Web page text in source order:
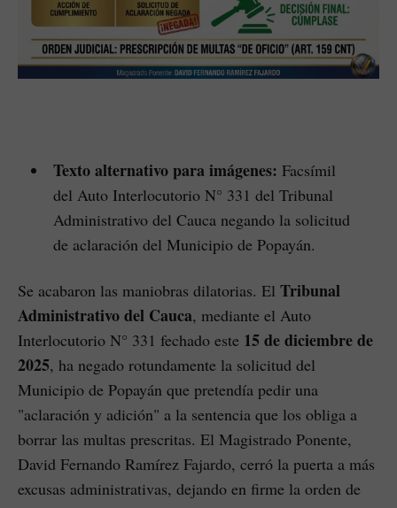
Texto alternativo para imágenes: Facsímil
del Auto Interlocutorio N° 331 del Tribunal
Administrativo del Cauca negando la solicitud
de aclaración del Municipio de Popayán.
Se acabaron las maniobras dilatorias. El Tribunal
Administrativo del Cauca, mediante el Auto
Interlocutorio N° 331 fechado este 15 de diciembre de
2025, ha negado rotundamente la solicitud del
Municipio de Popayán que pretendía pedir una
"aclaración y adición" a la sentencia que los obliga a
borrar las multas prescritas. El Magistrado Ponente,
David Fernando Ramírez Fajardo, cerró la puerta a más
excusas administrativas, dejando en firme la orden de